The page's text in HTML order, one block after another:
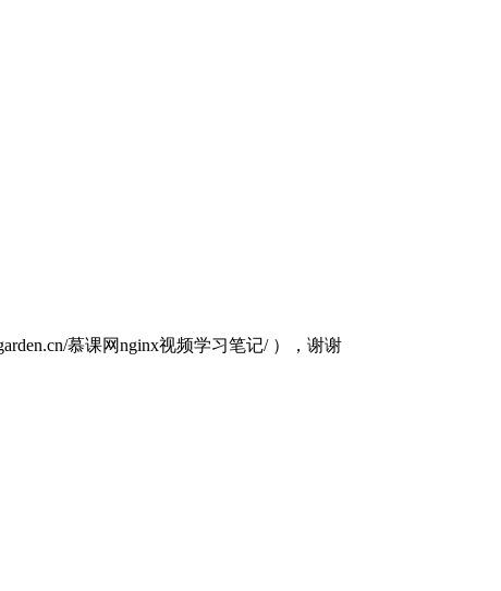
慕课网nginx视频学习笔记/ ），谢谢